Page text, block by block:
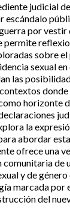
judicial
escándalo
por vestir
permite
sobre el
sexual en
las
horizonte
la
abordar
ofrece una
de
y de
marcada por
del